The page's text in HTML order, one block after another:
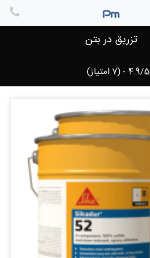
ترمیم بتن/ تزریق در بتن
تزریق در بتن
4.9/5 - (7 امتیاز)